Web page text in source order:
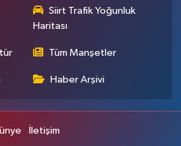
Siirt Trafik Yoğunluk
Haritası
Tüm Manşetler
Haber Arşivi
İletişim